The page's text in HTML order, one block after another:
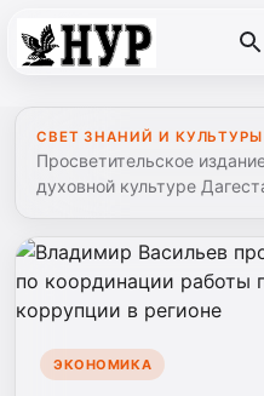
СВЕТ ЗНАНИЙ И КУЛЬТУРЫ
Просветительское
духовной культуре
ЭКОНОМИКА